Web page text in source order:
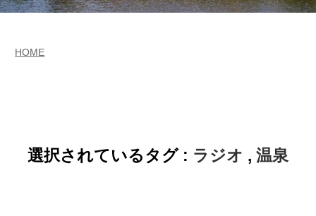
HOME
選択されているタグ : ラジオ , 温泉